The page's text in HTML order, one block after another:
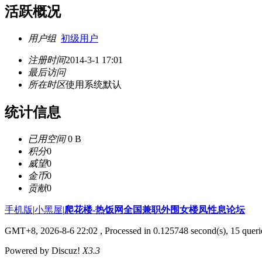
活跃概况
用户组 初级用户
注册时间2014-3-1 17:01
最后访问
所在时区使用系统默认
统计信息
已用空间0 B
积分0
威望0
金币0
贡献0
手机版|小黑屋|爬花楼-热饭网全国兼职外围女楼凤性息论坛
GMT+8, 2026-8-6 22:02 , Processed in 0.125748 second(s), 15
Powered by Discuz! X3.3